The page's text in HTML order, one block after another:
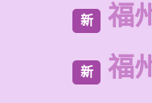
新 福
新 福